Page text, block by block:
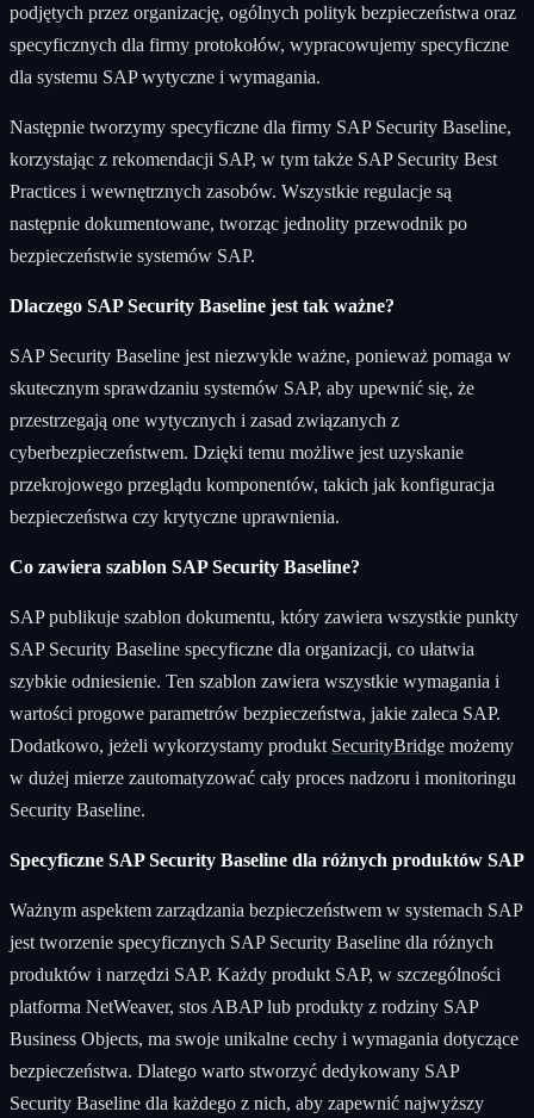
podjętych przez organizację, ogólnych polityk bezpieczeństwa oraz
specyficznych dla firmy protokołów, wypracowujemy specyficzne
dla systemu SAP wytyczne i wymagania.
Następnie tworzymy specyficzne dla firmy SAP Security Baseline,
korzystając z rekomendacji SAP, w tym także SAP Security Best
Practices i wewnętrznych zasobów. Wszystkie regulacje są
następnie dokumentowane, tworząc jednolity przewodnik po
bezpieczeństwie systemów SAP.
Dlaczego SAP Security Baseline jest tak ważne?
SAP Security Baseline jest niezwykle ważne, ponieważ pomaga w
skutecznym sprawdzaniu systemów SAP, aby upewnić się, że
przestrzegają one wytycznych i zasad związanych z
cyberbezpieczeństwem. Dzięki temu możliwe jest uzyskanie
przekrojowego przeglądu komponentów, takich jak konfiguracja
bezpieczeństwa czy krytyczne uprawnienia.
Co zawiera szablon SAP Security Baseline?
SAP publikuje szablon dokumentu, który zawiera wszystkie punkty
SAP Security Baseline specyficzne dla organizacji, co ułatwia
szybkie odniesienie. Ten szablon zawiera wszystkie wymagania i
wartości progowe parametrów bezpieczeństwa, jakie zaleca SAP.
Dodatkowo, jeżeli wykorzystamy produkt SecurityBridge możemy
w dużej mierze zautomatyzować cały proces nadzoru i monitoringu
Security Baseline.
Specyficzne SAP Security Baseline dla różnych produktów SAP
Ważnym aspektem zarządzania bezpieczeństwem w systemach SAP
jest tworzenie specyficznych SAP Security Baseline dla różnych
produktów i narzędzi SAP. Każdy produkt SAP, w szczególności
platforma NetWeaver, stos ABAP lub produkty z rodziny SAP
Business Objects, ma swoje unikalne cechy i wymagania dotyczące
bezpieczeństwa. Dlatego warto stworzyć dedykowany SAP
Security Baseline dla każdego z nich, aby zapewnić najwyższy